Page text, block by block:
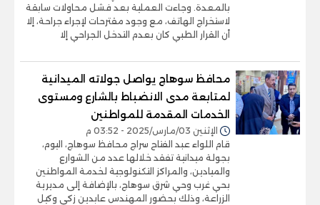
بالمعدة. وجاءت العملية بعد فشل محاولات سابقة
لاستخراج الهاتف، مع وجود مقترحات لإجراء جراحة، إلا
أن القرار الطبي كان بعدم التدخل الجراحي إلا
محافظ سوهاج يواصل جولاته الميدانية
لمتابعة مدى الانضباط بالشارع ومستوى
الخدمات المقدمة للمواطنين
الإثنين 03/مارس/2025 - 03:52 م
قام اللواء عبد الفتاح سراج محافظ سوهاج، اليوم،
بجولة ميدانية تفقد خلالها عدد من الشوارع
والميادين، والمراكز التكنولوجية لخدمة المواطنين
بحي غرب وحي شرق سوهاج، بالإضافة إلى مديرية
الزراعة، وذلك بحضور المهندس عابدين زكي وكيل